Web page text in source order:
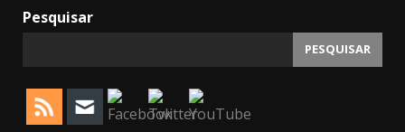
Pesquisar
PESQUISAR